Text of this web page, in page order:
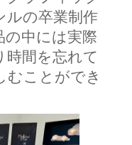
ルの卒業制作
の中には実際
時間を忘れて
むことができ